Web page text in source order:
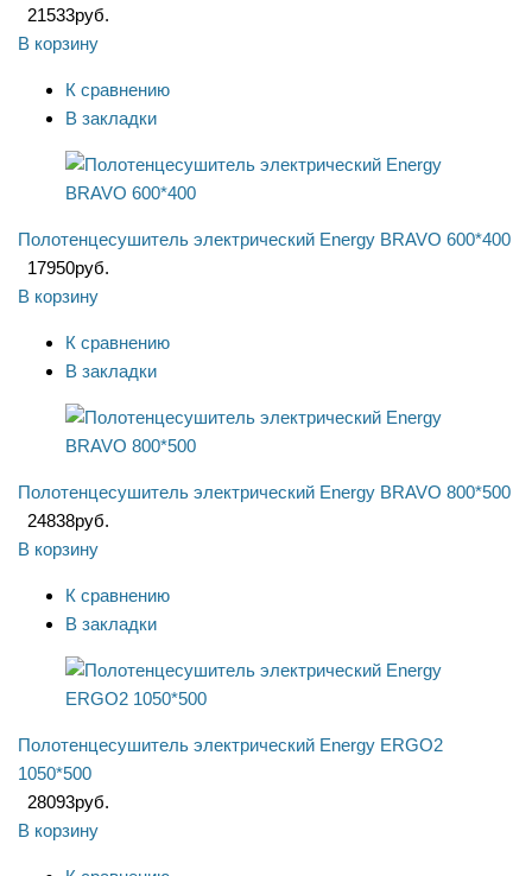
21533руб.
В корзину
К сравнению
В закладки
Полотенцесушитель электрический Energy BRAVO 600*400
17950руб.
В корзину
К сравнению
В закладки
Полотенцесушитель электрический Energy BRAVO 800*500
24838руб.
В корзину
К сравнению
В закладки
Полотенцесушитель электрический Energy ERGO2
1050*500
28093руб.
В корзину